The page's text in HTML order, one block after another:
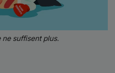
suffisent plus.